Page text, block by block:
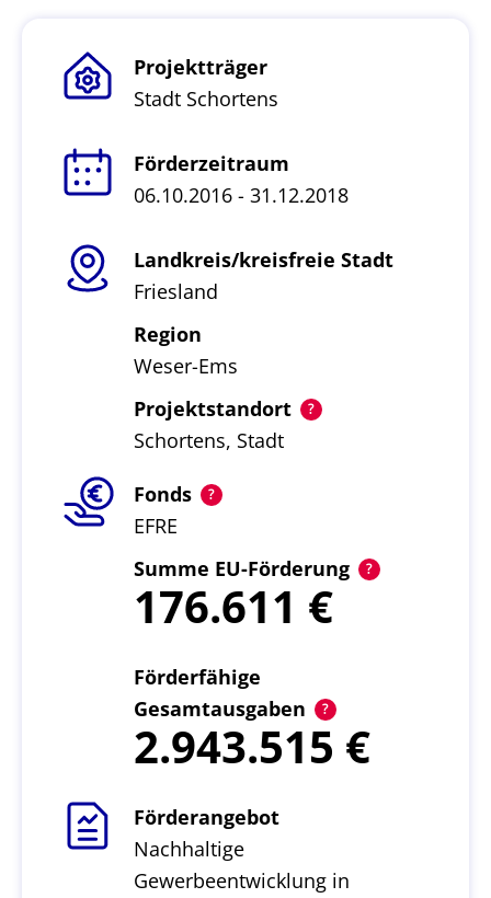
Projektträger
Stadt Schortens
Förderzeitraum
06.10.2016 - 31.12.2018
Landkreis/kreisfreie Stadt
Friesland
Region
Weser-Ems
Projektstandort
Schortens, Stadt
Fonds
EFRE
Summe EU-Förderung
176.611
Förderfähige
Gesamtausgaben
2.943.515
Förderangebot
Nachhaltige
Gewerbeentwicklung in